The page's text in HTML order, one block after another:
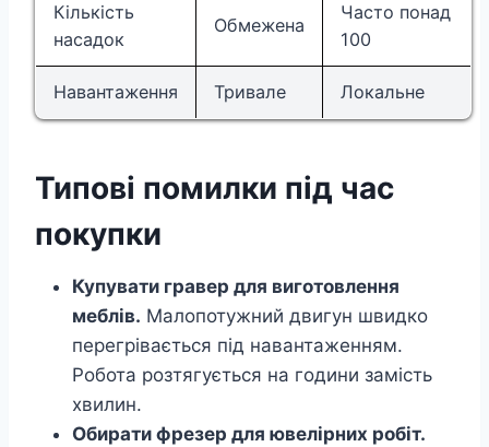
Кількість
насадок
Обмежена
Часто понад
100
Навантаження Тривале Локальне
Типові помилки під час
покупки
Купувати гравер для виготовлення
меблів. Малопотужний двигун швидко
перегрівається під навантаженням.
Робота розтягується на години замість
хвилин.
Обирати фрезер для ювелірних робіт.